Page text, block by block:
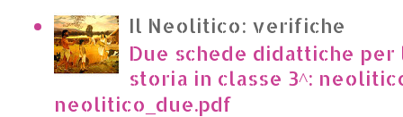
Il Neolitico: verifiche
Due schede didattiche
storia in classe 3^:
neolitico_due.pdf